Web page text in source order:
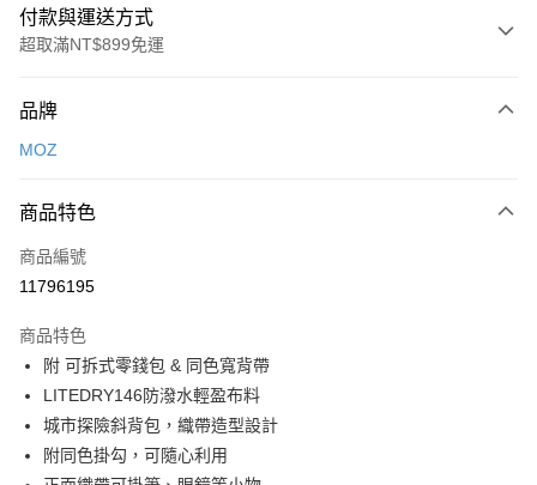
付款與運送方式
超取滿NT$899免運
信用卡一次付款
Apple Pay
街口支付
Google Pay
全盈+PAY
大哥付你分期
相關說明
品牌
MOZ
商品特色
商品編號
11796195
商品特色
附 可拆式零錢包 & 同色寬背帶
LITEDRY146防潑水輕盈布料
城市探險斜背包，織帶造型設計
附同色掛勾，可隨心利用